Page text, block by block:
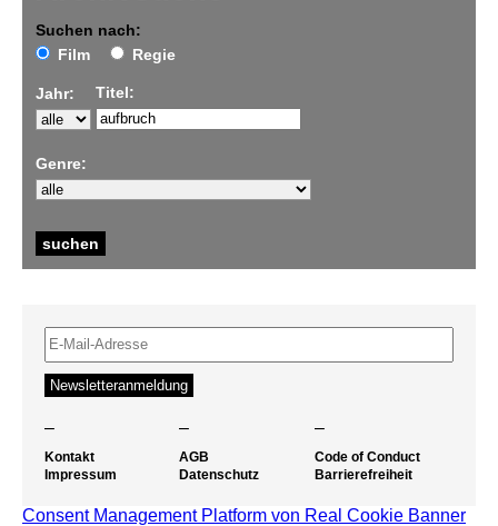
Suchen nach:
Film
Regie
Jahr: Titel:
Genre:
– – –
Kontakt
Impressum
AGB
Datenschutz
Code of Conduct
Barrierefreiheit
Consent Management Platform von Real Cookie Banner